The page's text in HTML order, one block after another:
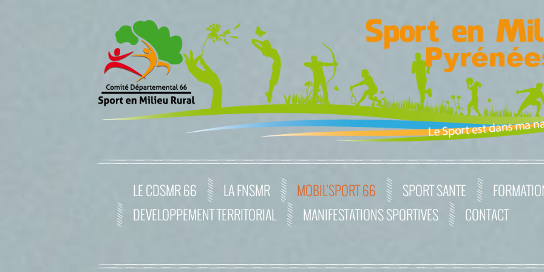
LE CDSMR 66 LA FNSMR MOBIL’SPORT 66 SPORT SANTE
DEVELOPPEMENT TERRITORIAL
MANIFESTATIONS SPORTIVES CONTACT